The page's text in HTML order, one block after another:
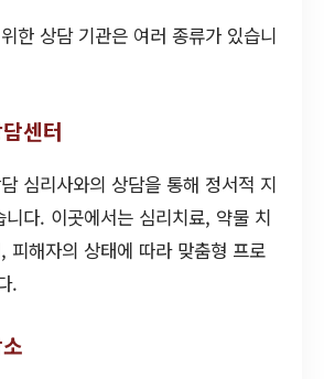
한 상담 기관은 여러 종류가 있습니
센터
심리사와의 상담을 통해 정서적 지
다. 이곳에서는 심리치료, 약물 치
피해자의 상태에 따라 맞춤형 프로
.